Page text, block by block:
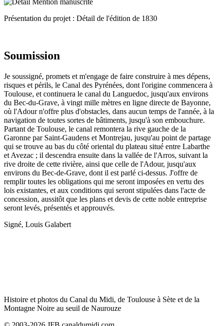
Présentation du projet : Détail de l'édition de 1830
Soumission
Je soussigné, promets et m'engage de faire construire à mes dépens,
risques et périls, le Canal des Pyrénées, dont l'origine commencera à
Toulouse, et continuera le canal du Languedoc, jusqu'aux environs
du Bec-du-Grave, à vingt mille mètres en ligne directe de Bayonne,
où l'Adour n'offre plus d'obstacles, dans aucun temps de l'année, à la
navigation de toutes sortes de bâtiments, jusqu'à son embouchure.
Partant de Toulouse, le canal remontera la rive gauche de la
Garonne par Saint-Gaudens et Montrejau, jusqu'au point de partage
qui se trouve au bas du côté oriental du plateau situé entre Labarthe
et Avezac ; il descendra ensuite dans la vallée de l'Arros, suivant la
rive droite de cette rivière, ainsi que celle de l'Adour, jusqu'aux
environs du Bec-de-Grave, dont il est parlé ci-dessus. J'offre de
remplir toutes les obligations qui me seront imposées en vertu des
lois existantes, et aux conditions qui seront stipulées dans l'acte de
concession, aussitôt que les plans et devis de cette noble entreprise
seront levés, présentés et approuvés.
Signé, Louis Galabert
Histoire et photos du Canal du Midi, de Toulouse à Sète et de la
Montagne Noire au seuil de Naurouze